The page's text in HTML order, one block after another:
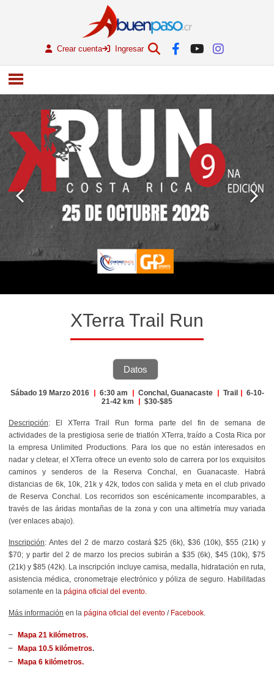
Crear cuenta Ingresar
XTerra Trail Run
Datos
Sábado 19 Marzo 2016 | 6:30 am | Conchal, Guanacaste | Trail | 6-10-
21-42 km
| $30-$85
Descripción: El XTerra Trail Run forma parte del fin de semana de
actividades de la prestigiosa serie de triatlón XTerra, traído a Costa Rica por
la empresa Unlimited Productions. Para los que no están interesados en
nadar y cletear, el XTerra ofrece un evento solo de carrera por los exquisitos
caminos y senderos de la Reserva Conchal, en Guanacaste. Habrá
distancias de 6k, 10k, 21k y 42k, todos con salida y meta en el club privado
de Reserva Conchal. Los recorridos son escénicamente incomparables, a
través de las áridas montañas de la zona y con una altimetría muy variada
(ver enlaces abajo).
Inscripción: Antes del 2 de marzo costará $25 (6k), $36 (10k), $55 (21k) y
$70; y partir del 2 de marzo los precios subirán a $35 (6k), $45 (10k), $75
(21k) y $85 (42k). La inscripción incluye camisa, medalla, hidratación en ruta,
asistencia médica, cronometraje electrónico y póliza de seguro. Habilitadas
solamente en la página oficial del evento.
Más información en la página oficial del evento / Facebook
Mapa 21 kilómetros.
Mapa 10.5 kilómetros.
Mapa 6 kilómetros.